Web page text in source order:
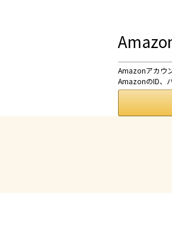
Amazonアカウ
AmazonのID、